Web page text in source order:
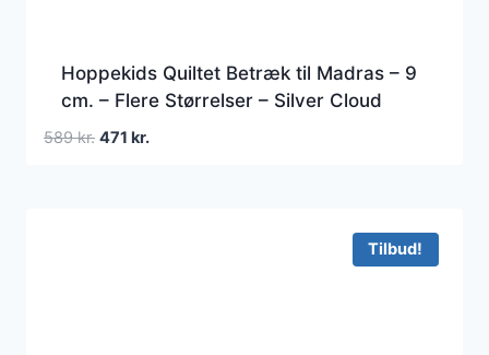
Hoppekids Quiltet Betræk til Madras – 9
cm. – Flere Størrelser – Silver Cloud
589kr. Den
471 kr.Den
Tilbud!